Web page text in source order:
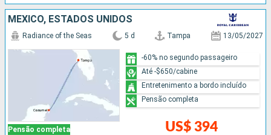
MÉXICO, ESTADOS UNIDOS
Pensão completa
Radiance of the Seas 5 d Tampa 13/05/2027
US$ 394
-60% no segundo passageiro
Até -$650/cabine
Entretenimento a bordo incluído
Pensão completa